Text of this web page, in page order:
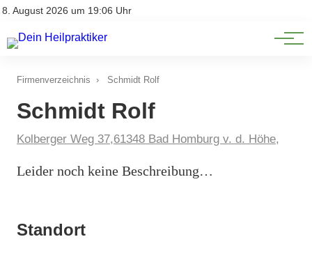
8. August 2026 um 19:06 Uhr
Impressum
Natürliche Medizin
Heilpflanzen & Kräuterkunde
Firmenverzeichnis › Schmidt Rolf
Schmidt Rolf
Kolberger Weg 37,61348 Bad Homburg v. d. Höhe,
Leider noch keine Beschreibung…
Standort